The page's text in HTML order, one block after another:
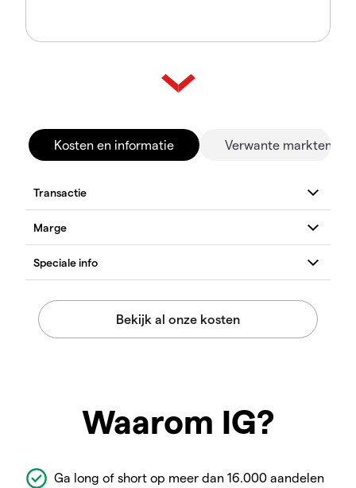
Kosten en informatie Verwante markten
Waarom IG?
Ga long of short op meer dan 16.000 aandelen